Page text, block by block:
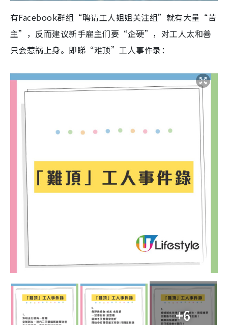
有Facebook群组“聘请工人姐姐关注组”就有大量“苦
主”，反而建议新手雇主们要“企硬”，对工人太和善
只会惹祸上身。即睇“难顶”工人事件录：
+6